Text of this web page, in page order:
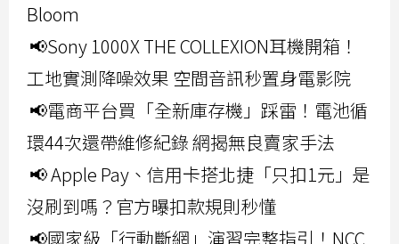
Bloom
📢Sony 1000X THE COLLEXION耳機開箱！
工地實測降噪效果 空間音訊秒置身電影院
📢電商平台買「全新庫存機」踩雷！電池循
環44次還帶維修紀錄 網揭無良賣家手法
📢 Apple Pay、信用卡搭北捷「只扣1元」是
沒刷到嗎？官方曝扣款規則秒懂
📢國家級「行動斷網」演習完整指引！NCC